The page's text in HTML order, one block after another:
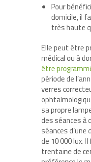
Pour
domicile, il
très haute
Elle peut être
médical ou à
être
période de
verres
sa propre
des séances à
séances
de 10 000 lux.
trentaine de